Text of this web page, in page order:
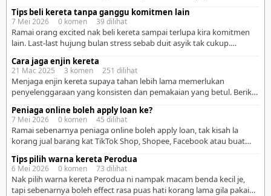
penuh kereta yang dah boleh terus bawak keluar atas jalan lepas
beli. Maksud mudahnya, harga OTR ni dah termasuk beberapa kos
penting yang memang wajib […]
Tips beli kereta tanpa ganggu komitmen lain
7 Mei 2026 0 komen 39 dilihat
Ramai orang excited nak beli kereta sampai terlupa kira komitmen
lain. Last-last hujung bulan stress sebab duit asyik tak cukup.
bulanan je, tapi kena fikir sekali minyak, servis, tol, insurans dan
lifestyle harian korang. Kalau salah kira, memang boleh ganggu
komitmen lain macam rumah, anak, simpanan […]
Cara jaga enjin kereta
21 Mac 2025 3 komen 251 dilihat
Menjaga enjin kereta supaya tahan lebih lama memerlukan
penyelenggaraan yang konsisten dan pemakaian yang betul. Berikut
Berkala Minyak enjin berfungsi sebagai pelincir bagi mengurangkan
geseran antara komponen dalaman enjin. Pastikan minyak enjin
ditukar mengikut jadual yang disyorkan oleh pengeluar kereta.
Gunakan minyak enjin yang berkualiti […]
Peniaga online boleh apply loan ke?
7 Mei 2026 0 komen 45 dilihat
Ramai sebenarnya peniaga online boleh apply loan, tak kisah la
korang jual barang kat TikTok Shop, Shopee, Facebook atau buat
sikit berbanding orang makan gaji sebab bank nak tengok bukti
income korang konsisten atau tak. Biasanya benda paling penting
bank nak tengok ialah aliran duit masuk. […]
Tips pilih warna kereta Perodua
6 Mei 2026 0 komen 73 dilihat
Nak pilih warna kereta Perodua ni nampak macam benda kecil je,
tapi sebenarnya boleh effect rasa puas hati korang lama gila pakai